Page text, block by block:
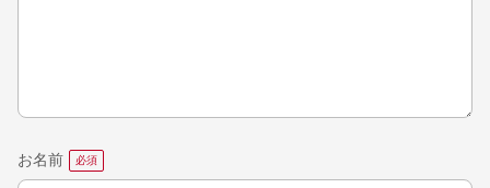
お名前